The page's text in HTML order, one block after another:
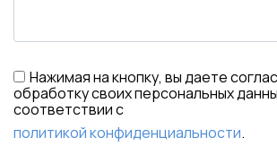
Нажимая на кнопку, вы даете
обработку своих персональных
соответствии с
политикой конфиденциальности.